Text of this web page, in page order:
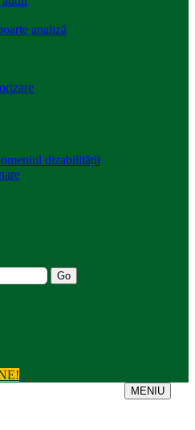
analiză
dizabilității
MENIU